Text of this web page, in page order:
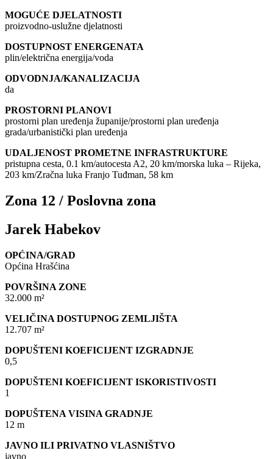
MOGUĆE DJELATNOSTI
proizvodno-uslužne djelatnosti
DOSTUPNOST ENERGENATA
plin/električna energija/voda
ODVODNJA/KANALIZACIJA
da
PROSTORNI PLANOVI
prostorni plan uređenja županije/prostorni plan uređenja
grada/urbanistički plan uređenja
UDALJENOST PROMETNE INFRASTRUKTURE
pristupna cesta, 0.1 km/autocesta A2, 20 km/morska luka – Rijeka,
203 km/Zračna luka Franjo Tuđman, 58 km
Zona 12 / Poslovna zona
Jarek Habekov
OPĆINA/GRAD
Općina Hrašćina
POVRŠINA ZONE
32.000 m²
VELIČINA DOSTUPNOG ZEMLJIŠTA
12.707 m²
DOPUŠTENI KOEFICIJENT IZGRADNJE
0,5
DOPUŠTENI KOEFICIJENT ISKORISTIVOSTI
1
DOPUŠTENA VISINA GRADNJE
12 m
JAVNO ILI PRIVATNO VLASNIŠTVO
javno